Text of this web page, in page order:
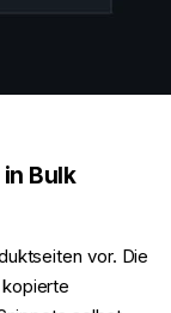
Bulk
vor. Die